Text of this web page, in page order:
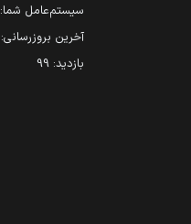
سیستم‌عامل شما:
آخرین بروزرسانی:
بازدید: 99